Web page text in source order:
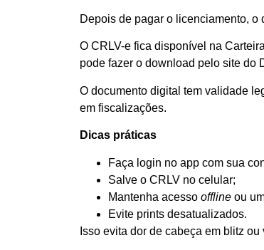
Depois de pagar o licenciamento,
O CRLV-e fica disponível na
pode fazer o download pelo site do
O documento digital tem validade
em fiscalizações.
Dicas práticas
Faça login no app com sua
Salve o CRLV no celular;
Mantenha acesso offline ou
Evite prints desatualizados.
Isso evita dor de cabeça em blitz ou